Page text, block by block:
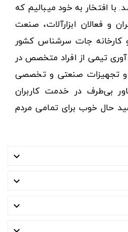
با افتخار به خود میبالیم که
و فعالان ابزارآلات، صنعت
جات سرشناس کشور
تیمی از افراد متخصص در
و تجهیزات صنعتی و تخصصی
بی‌طرف در خدمت کاربران
حال خوب برای تمامی مردم


